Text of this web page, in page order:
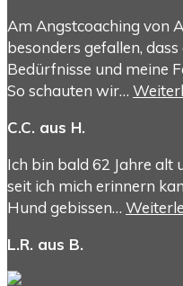
Am Angstcoaching von
besonders gefallen,
Bedürfnisse und meine
So schauten wir…
C.C. aus H.
Ich bin bald 62 Jahre alt
seit ich mich erinnern
Hund gebissen…
L.R. aus B.